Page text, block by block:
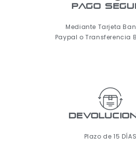
pago
Mediante Tarjeta
Paypal o Transferencia
Plazo de 15 DÍAS